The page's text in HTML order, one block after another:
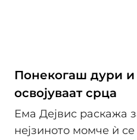
Понекогаш дури
освојуваат срца
Ема Дејвис раскажа
нејзиното момче ѝ